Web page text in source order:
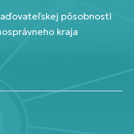
pôsobnosti
kraja